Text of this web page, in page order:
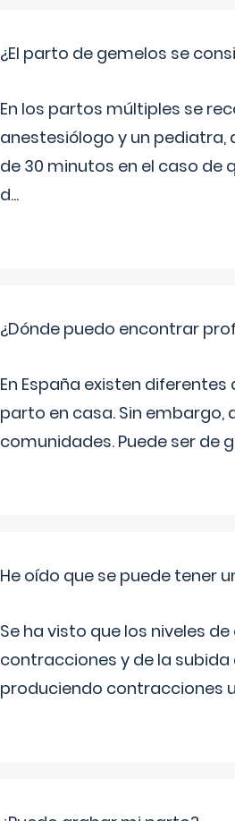
¿El parto de gemelos se
En los partos múltiples se
anestesiólogo y un pediatra,
de 30 minutos en el caso de
d...
¿Dónde puedo encontrar
En España existen
parto en casa. Sin embargo,
comunidades. Puede ser de
He oído que se puede tener
Se ha visto que los niveles
contracciones y de la
produciendo contracciones